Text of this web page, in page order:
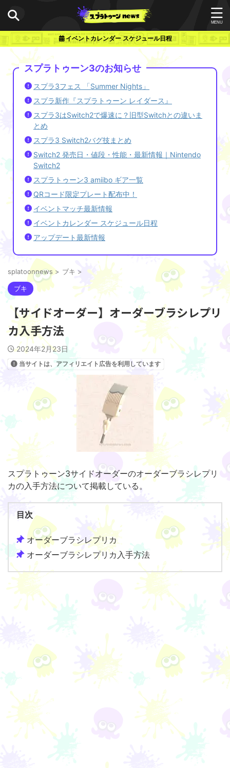
イベントカレンダー スケジュール日程
スプラトゥーン3のお知らせ
スプラ3フェス 「Summer Nights」
スプラ新作『スプラトゥーン レイダース』
スプラ3はSwitch2で爆速に？旧型Switchとの違いま
とめ
スプラ3 Switch2バグ技まとめ
Switch2 発売日・値段・性能・最新情報｜Nintendo
Switch2
スプラトゥーン3 amiibo ギア一覧
QRコード限定プレート配布中！
イベントマッチ最新情報
イベントカレンダー スケジュール日程
アップデート最新情報
splatoonnews > ブキ >
ブキ
【サイドオーダー】オーダーブラシレプリ
カ入手方法
2024年2月23日
当サイトは、アフィリエイト広告を利用しています
スプラトゥーン3サイドオーダーのオーダーブラシレプリ
カの入手方法について掲載している。
目次
オーダーブラシレプリカ
オーダーブラシレプリカ入手方法